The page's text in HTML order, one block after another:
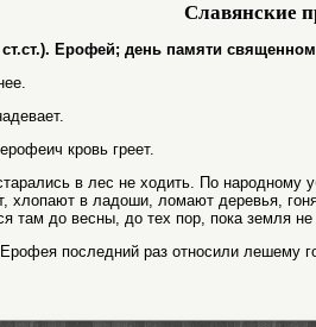
Славянские
ст.ст.). Ерофей; день памяти
кровь греет.
в лес не ходить. По
хлопают в ладоши, ломают деревья,
там до весны, до тех пор, пока земля
последний раз относили лешему